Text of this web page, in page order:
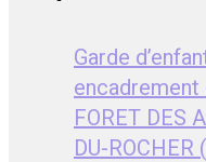
Garde
encadrement
FORET DES
DU-ROCHER